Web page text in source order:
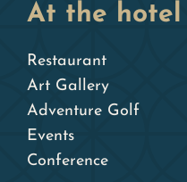
At the hotel
Restaurant
Art Gallery
Adventure Golf
Events
Conference